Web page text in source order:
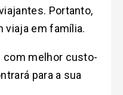
Portanto,
viaja em família.
com melhor custo-
para a sua